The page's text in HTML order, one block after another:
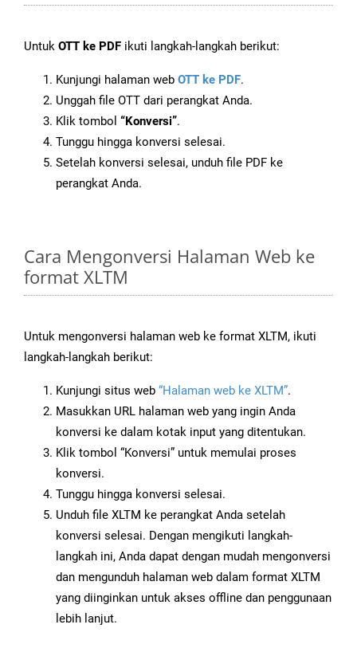
Untuk OTT ke PDF ikuti langkah-langkah berikut:
Kunjungi halaman web OTT ke PDF.
Unggah file OTT dari perangkat Anda.
Klik tombol “Konversi”.
Tunggu hingga konversi selesai.
Setelah konversi selesai, unduh file PDF ke
perangkat Anda.
Cara Mengonversi Halaman Web ke
format XLTM
Untuk mengonversi halaman web ke format XLTM, ikuti
langkah-langkah berikut:
Kunjungi situs web “Halaman web ke XLTM”.
Masukkan URL halaman web yang ingin Anda
konversi ke dalam kotak input yang ditentukan.
Klik tombol “Konversi” untuk memulai proses
konversi.
Tunggu hingga konversi selesai.
Unduh file XLTM ke perangkat Anda setelah
konversi selesai. Dengan mengikuti langkah-
langkah ini, Anda dapat dengan mudah mengonversi
dan mengunduh halaman web dalam format XLTM
yang diinginkan untuk akses offline dan penggunaan
lebih lanjut.